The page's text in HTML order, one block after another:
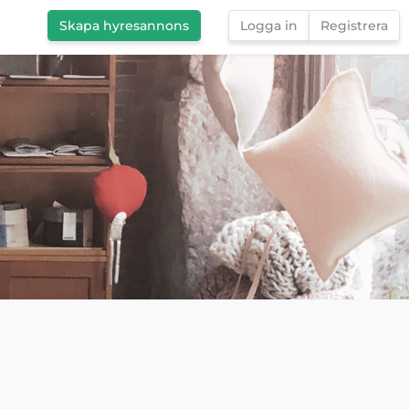
Skapa hyresannons Logga in Registrera